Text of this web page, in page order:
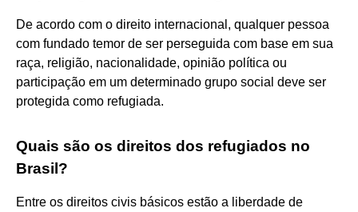
De acordo com o direito internacional, qualquer pessoa
com fundado temor de ser perseguida com base em sua
raça, religião, nacionalidade, opinião política ou
participação em um determinado grupo social deve ser
protegida como refugiada.
Quais são os direitos dos refugiados no
Brasil?
Entre os direitos civis básicos estão a liberdade de